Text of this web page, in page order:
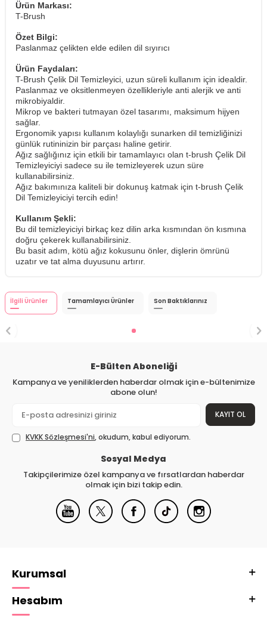
Ürün Markası:
T-Brush
Özet Bilgi:
Paslanmaz çelikten elde edilen dil sıyırıcı
Ürün Faydaları:
T-Brush Çelik Dil Temizleyici, uzun süreli kullanım için idealdir.
Paslanmaz ve oksitlenmeyen özellikleriyle anti alerjik ve anti
mikrobiyaldir.
Mikrop ve bakteri tutmayan özel tasarımı, maksimum hijyen
sağlar.
Ergonomik yapısı kullanım kolaylığı sunarken dil temizliğinizi
günlük rutininizin bir parçası haline getirir.
Ağız sağlığınız için etkili bir tamamlayıcı olan t-brush Çelik Dil
Temizleyiciyi sadece su ile temizleyerek uzun süre
kullanabilirsiniz.
Ağız bakımınıza kaliteli bir dokunuş katmak için t-brush Çelik
Dil Temizleyiciyi tercih edin!
Kullanım Şekli:
Bu dil temizleyiciyi birkaç kez dilin arka kısmından ön kısmına
doğru çekerek kullanabilirsiniz.
Bu basit adım, kötü ağız kokusunu önler, dişlerin ömrünü
uzatır ve tat alma duyusunu artırır.
İlgili Ürünler Tamamlayıcı Ürünler Son Baktıklarınız
E-Bülten Aboneliği
Kampanya ve yeniliklerden haberdar olmak için e-bültenimize
abone olun!
KAYIT OL
KVKK Sözleşmesi'ni, okudum, kabul ediyorum.
Sosyal Medya
Takipçilerimize özel kampanya ve fırsatlardan haberdar
olmak için bizi takip edin.
Kurumsal
Hesabım